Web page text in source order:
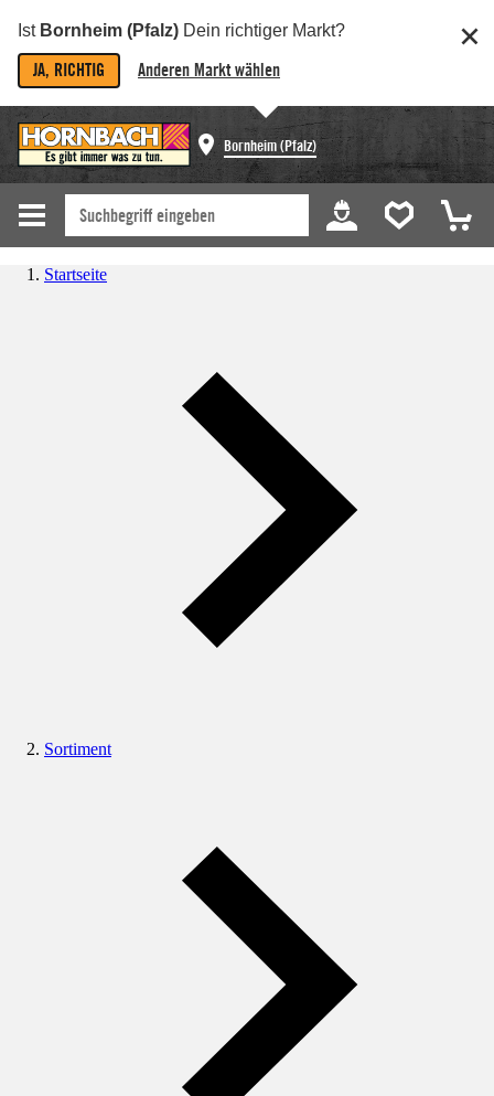
Ist Bornheim (Pfalz) Dein richtiger Markt?
JA, RICHTIG Anderen Markt wählen
Bornheim (Pfalz)
Startseite
Sortiment